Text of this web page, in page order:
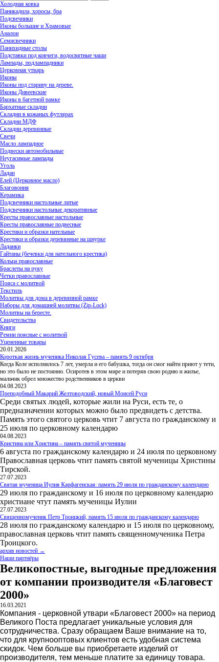
Холодная ковка
Паникадила, хоросы, бра
Подсвечники
Иконы большие и Храмовые
Аналои
Семисвечники
Панихидные столы
Подставки под ковчеги, водосвятные чаши
Лампады, подлампадники
Церковная утварь
Иконы
Иконы под старину на дереве.
Иконы Дивеевские
Иконы в багетной рамке
Бархатные складни
Складни в кожаных футлярах
Складни МДФ
Складни деревянные
Свечи
Масло лампадное
Подвески автомобильные
Неугасимые лампады
Уголь
Ладан
Елей (Церковное масло)
Благовония
Керамика
Подсвечники настольные литые
Подсвечники настольные декоративные
Кресты православные настольные
Кресты православные подвесные
Крестики и образки нательные
Крестики и образки деревянные на шнурке
Ладанки
Гайтаны (бечевки для нательного крестика)
Кольца православные
Браслеты на руку
Четки православные
Пояса с молитвой
Текстиль
Молитвы для дома в деревянной рамке
Наборы для домашней молитвы (Zip-Lock)
Молитвы на бересте.
Свидетельства
Книги
Ремни поясные с молитвой
Уцененные товары
20.01.2026
Короткая жизнь мученика Николая Гусева – память 9 октября
Когда Коле исполнилось 7 лет, умерла и его бабушка, тогда он смог найти приют у тети,
но это было не постоянно. Осиротев в этом мире и потеряв свою родню и жилье,
мальчик обрел множество родственников в церкви
04.08.2023
Преподобный Макарий Желтоводский, новый Моисей Руси
Среди святых людей, которые жили на Руси, есть те, о
предназначении которых можно было предвидеть с детства.
Память этого святого церковь чтит 7 августа по гражданскому и
25 июля по церковному календарю
04.08.2023
Кристина или Христина – память святой мученицы
6 августа по гражданскому календарю и 24 июля по церковному
Православная церковь чтит память святой мученицы Христины
Тирской.
27.07.2023
Святая мученица Иулия Карфагенская: память 29 июля по гражданскому календарю
29 июля по гражданскому и 16 июля по церковному календарю
христиане чтут память мученицы Иулии
27.07.2023
Священномученик Петр Троицкий, память 15 июля по гражданскому календарю
28 июля по гражданскому календарю и 15 июля по церковному,
православная церковь чтит память священномученика Петра
Троицкого.
архив новостей →
Наши партнёры
Великопостные, выгодные предложения
от компании производителя «Благовест
2000»
16.03.2021
Компания - церковной утвари «Благовест 2000» на период
Великого Поста предлагает уникальные условия для
сотрудничества. Сразу обращаем Ваше внимание на то,
что для крупнооптовых клиентов есть удобная система
скидок. Чем больше вы приобретаете изделий от
производителя, тем меньше платите за единицу товара.